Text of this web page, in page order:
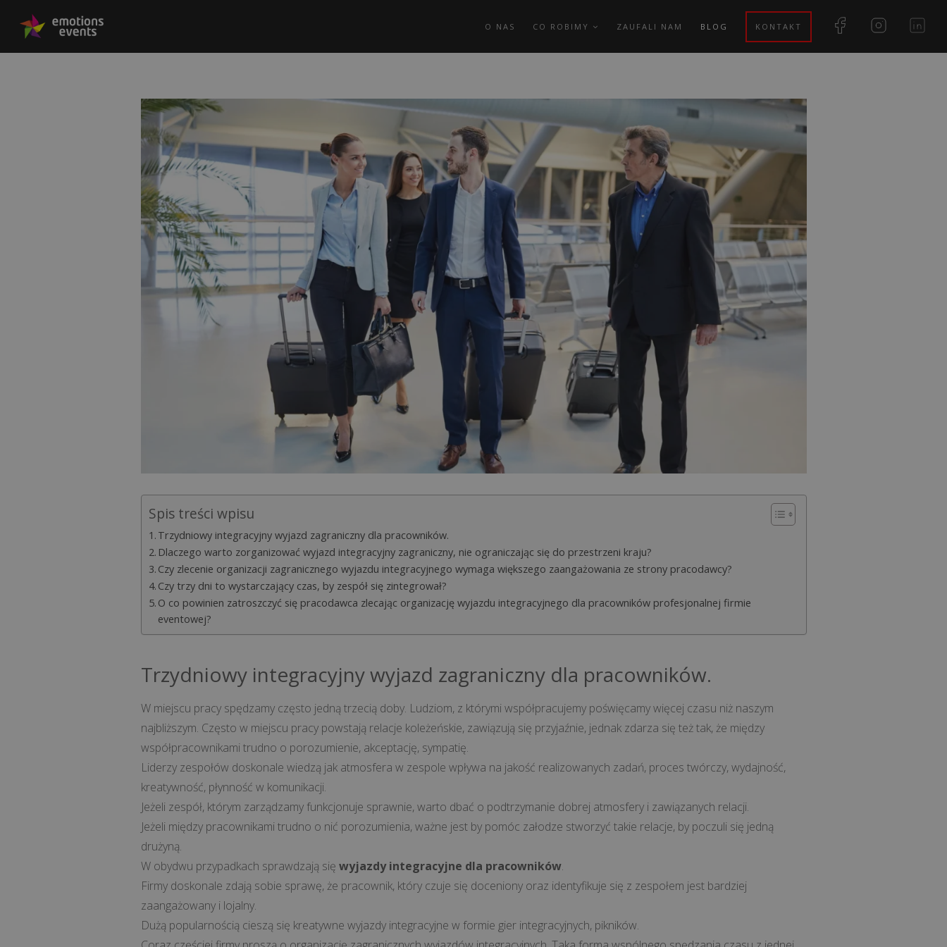
O NAS CO ROBIMY ZAUFALI NAM BLOG KONTAKT
Spis treści wpisu
Trzydniowy integracyjny wyjazd zagraniczny dla pracowników.
Dlaczego warto zorganizować wyjazd integracyjny zagraniczny, nie ograniczając się do przestrzeni kraju?
Czy zlecenie organizacji zagranicznego wyjazdu integracyjnego wymaga większego zaangażowania ze strony pracodawcy?
Czy trzy dni to wystarczający czas, by zespół się zintegrował?
O co powinien zatroszczyć się pracodawca zlecając organizację wyjazdu integracyjnego dla pracowników profesjonalnej firmie
eventowej?
Trzydniowy integracyjny wyjazd zagraniczny dla pracowników.
W miejscu pracy spędzamy często jedną trzecią doby. Ludziom, z którymi współpracujemy poświęcamy więcej czasu niż naszym
najbliższym. Często w miejscu pracy powstają relacje koleżeńskie, zawiązują się przyjaźnie, jednak zdarza się też tak, że między
współpracownikami trudno o porozumienie, akceptację, sympatię.
Liderzy zespołów doskonale wiedzą jak atmosfera w zespole wpływa na jakość realizowanych zadań, proces twórczy, wydajność,
kreatywność, płynność w komunikacji.
Jeżeli zespół, którym zarządzamy funkcjonuje sprawnie, warto dbać o podtrzymanie dobrej atmosfery i zawiązanych relacji.
Jeżeli między pracownikami trudno o nić porozumienia, ważne jest by pomóc załodze stworzyć takie relacje, by poczuli się jedną
drużyną.
W obydwu przypadkach sprawdzają się wyjazdy integracyjne dla pracowników.
Firmy doskonale zdają sobie sprawę, że pracownik, który czuje się doceniony oraz identyfikuje się z zespołem jest bardziej
zaangażowany i lojalny.
Dużą popularnością cieszą się kreatywne wyjazdy integracyjne w formie gier integracyjnych, pikników.